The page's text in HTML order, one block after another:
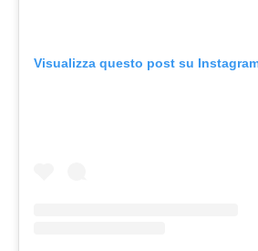
Visualizza questo post su